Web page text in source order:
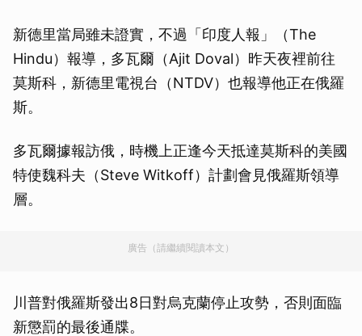
新德里當局雖未證實，不過「印度人報」（The
Hindu）報導，多瓦爾（Ajit Doval）昨天夜裡前往
莫斯科，新德里電視台（NTDV）也報導他正在俄羅
斯。
多瓦爾據報訪俄，時機上正逢今天抵達莫斯科的美國
特使魏科夫（Steve Witkoff）計劃會見俄羅斯領導
層。
廣告（請繼續閱讀本文）
川普對俄羅斯發出8日對烏克蘭停止攻勢，否則面臨
新懲罰的最後通牒。